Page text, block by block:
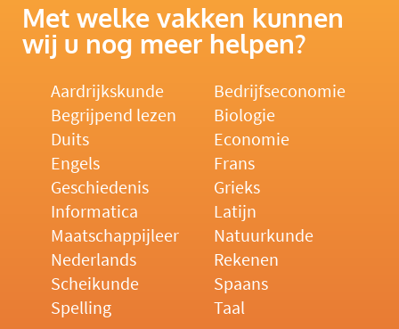
Met welke vakken kunnen
wij u nog meer helpen?
Aardrijkskunde
Bedrijfseconomie
Begrijpend lezen
Biologie
Duits
Economie
Engels
Frans
Geschiedenis
Grieks
Informatica
Latijn
Maatschappijleer
Natuurkunde
Nederlands
Rekenen
Scheikunde
Spaans
Spelling
Taal